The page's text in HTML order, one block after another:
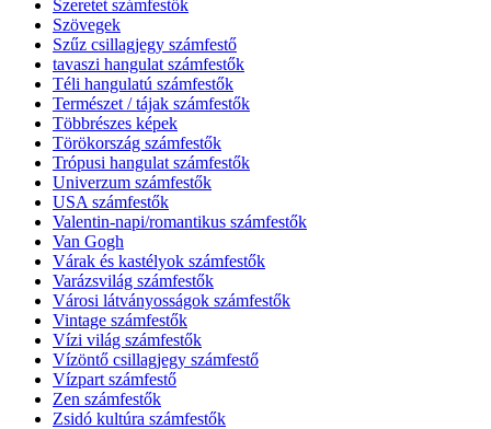
Szeretet számfestők
Szövegek
Szűz csillagjegy számfestő
tavaszi hangulat számfestők
Téli hangulatú számfestők
Természet / tájak számfestők
Többrészes képek
Törökország számfestők
Trópusi hangulat számfestők
Univerzum számfestők
USA számfestők
Valentin-napi/romantikus számfestők
Van Gogh
Várak és kastélyok számfestők
Varázsvilág számfestők
Városi látványosságok számfestők
Vintage számfestők
Vízi világ számfestők
Vízöntő csillagjegy számfestő
Vízpart számfestő
Zen számfestők
Zsidó kultúra számfestők